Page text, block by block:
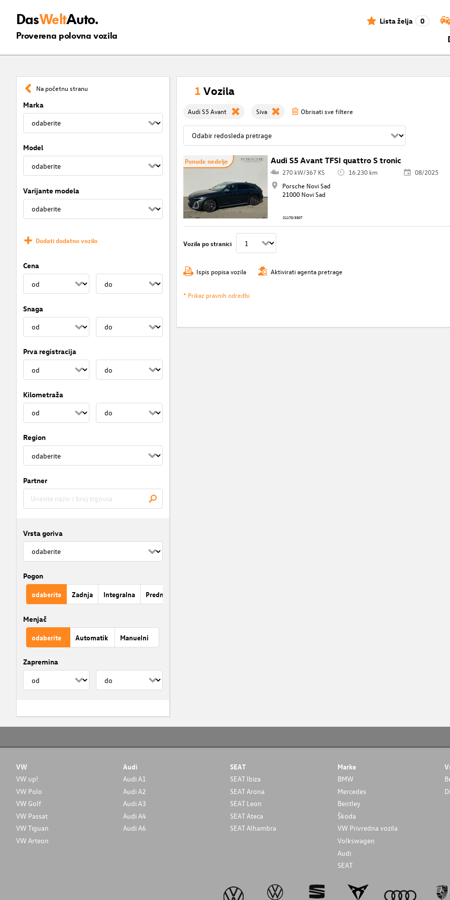
DasWeltAuto.
Proverena polovna vozila
Lista želja 0
Na početnu stranu
Marka
Model
Varijante modela
Dodati dodatno vozilo
Cena
Snaga
Prva registracija
Kilometraža
Region
Partner
Vrsta goriva
Pogon
odaberite Zadnja Integralna Prednja
Menjač
odaberite Automatik Manuelni
Zapremina
1 Vozila
Audi S5 Avant Siva Obrisati sve filtere
Ponude nedelje Audi S5 Avant TFSI quattro S tronic
270 kW/367 KS 16.230 km
08/2025
Porsche Novi Sad
21000 Novi Sad
21170/3307
Vozila po stranici
Ispis popisa vozila Aktivirati agenta pretrage
* Prikaz pravnih odredbi
VW
VW up!
VW Polo
VW Golf
VW Passat
VW Tiguan
VW Arteon
Audi
Audi A1
Audi A2
Audi A3
Audi A4
Audi A6
SEAT
SEAT Ibiza
SEAT Arona
SEAT Leon
SEAT Ateca
SEAT Alhambra
Marke
BMW
Mercedes
Bentley
Škoda
VW Privredna vozila
Volkswagen
Audi
SEAT